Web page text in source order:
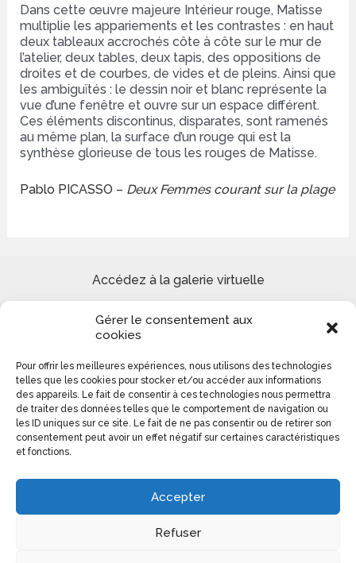
Gérer le consentement aux
cookies
Pour offrir les meilleures expériences, nous utilisons des technologies
telles que les cookies pour stocker et/ou accéder aux informations
des appareils. Le fait de consentir à ces technologies nous permettra
de traiter des données telles que le comportement de navigation ou
les ID uniques sur ce site. Le fait de ne pas consentir ou de retirer son
consentement peut avoir un effet négatif sur certaines caractéristiques
et fonctions.
Accepter
Refuser
Dans cette œuvre majeure Intérieur rouge, Matisse
multiplie les appariements et les contrastes : en haut
deux tableaux accrochés côte à côte sur le mur de
l’atelier, deux tables, deux tapis, des oppositions de
droites et de courbes, de vides et de pleins. Ainsi que
les ambiguïtés : le dessin noir et blanc représente la
vue d’une fenêtre et ouvre sur un espace différent.
Ces éléments discontinus, disparates, sont ramenés
au même plan, la surface d’un rouge qui est la
synthèse glorieuse de tous les rouges de Matisse.
Pablo PICASSO – Deux Femmes courant sur la plage
Accédez à la galerie virtuelle
Site de peinture Reproduction tableaux de Maîtres et
Création paysages urbains et marins
Colomba Ducrot 0613140276